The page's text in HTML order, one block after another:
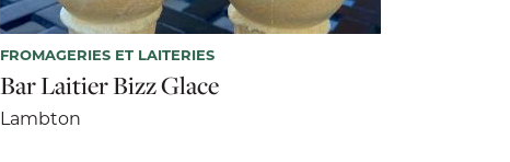
FROMAGERIES ET LAITERIES
Bar Laitier Bizz Glace
Lambton